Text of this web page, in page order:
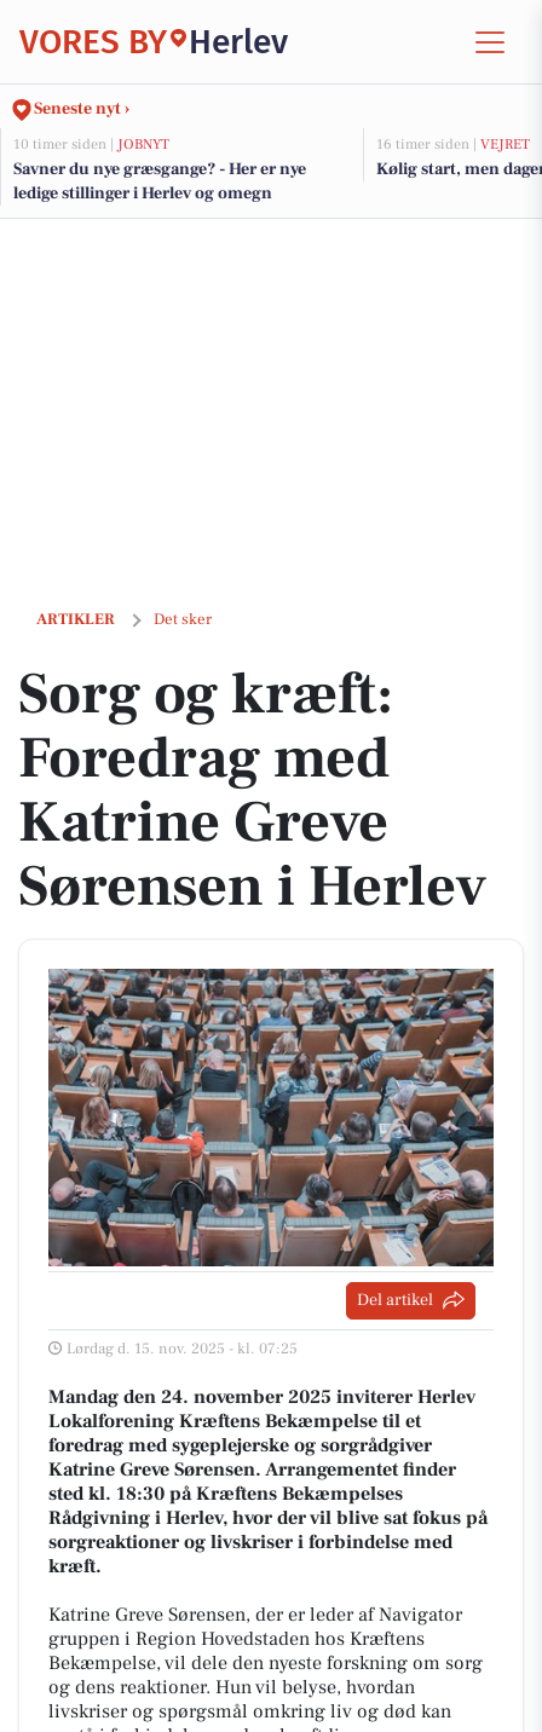
VORES BY Herlev
Seneste nyt ›
10 timer siden | JOBNYT
Savner du nye græsgange? - Her er nye
ledige stillinger i Herlev og omegn
16 timer siden | VEJRET
Kølig start, men
ARTIKLER Det sker
Sorg og kræft: Foredrag med Katrine Greve Sørensen i Herlev
Sorg og kræft:
Foredrag med
Katrine Greve
Sørensen i Herlev
Del artikel
Lørdag d. 15. nov. 2025 - kl. 07:25
Mandag den 24. november 2025 inviterer Herlev
Lokalforening Kræftens Bekæmpelse til et
foredrag med sygeplejerske og sorgrådgiver
Katrine Greve Sørensen. Arrangementet finder
sted kl. 18:30 på Kræftens Bekæmpelses
Rådgivning i Herlev, hvor der vil blive sat fokus på
sorgreaktioner og livskriser i forbindelse med
kræft.
Katrine Greve Sørensen, der er leder af Navigator
gruppen i Region Hovedstaden hos Kræftens
Bekæmpelse, vil dele den nyeste forskning om sorg
og dens reaktioner. Hun vil belyse, hvordan
livskriser og spørgsmål omkring liv og død kan